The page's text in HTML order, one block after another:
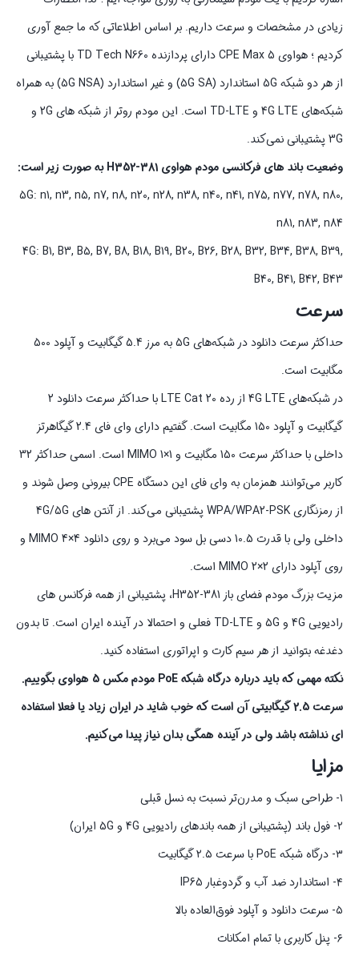
زیادی در مشخصات و سرعت داریم. بر اساس اطلاعاتی که ما جمع‌ آوری
کردیم ؛ هواوی CPE Max 5 دارای پردازنده TD Tech N660 با پشتیبانی
از هر دو شبکه 5G استاندارد (5G SA) و غیر استاندارد (5G NSA) به همراه
شبکه‌های 4G LTE و TD-LTE است. این مودم روتر از شبکه‌ های 2G و
3G پشتیبانی نمی‌کند.
وضعیت باند های فرکانسی مودم هواوی H352-381 به صورت زیر است:
5G: n1, n3, n5, n7, n8, n20, n28, n38, n40, n41, n75, n77, n78, n80,
n81, n83, n84
4G: B1, B3, B5, B7, B8, B18, B19, B20, B26, B28, B32, B34, B38, B39,
B40, B41, B42, B43
سرعت
حداکثر سرعت دانلود در شبکه‌های 5G به مرز 5.4 گیگابیت و آپلود 500
مگابیت است.
در شبکه‌های 4G LTE از رده LTE Cat 20 با حداکثر سرعت دانلود 2
گیگابیت و آپلود 150 مگابیت است. گفتیم دارای وای فای 2.4 گیگاهرتز
داخلی با حداکثر سرعت 150 مگابیت و MIMO 1×1 است. اسمی حداکثر 32
کاربر می‌توانند همزمان به وای فای این دستگاه CPE بیرونی وصل شوند و
از رمزنگاری WPA/WPA2-PSK پشتیبانی می‌کند. از آنتن‌ های 4G/5G
داخلی ولی با قدرت 10.5 دسی بل سود می‌برد و روی دانلود MIMO 4×4 و
روی آپلود دارای MIMO 2×2 است.
مزیت بزرگ مودم فضای باز H352-381، پشتیبانی از همه فرکانس‌ های
رادیویی 4G و 5G و TD-LTE فعلی و احتمالا در آینده ایران است. تا بدون
دغدغه بتوانید از هر سیم کارت و اپراتوری استفاده کنید.
نکته مهمی که باید درباره درگاه شبکه PoE مودم مکس 5 هواوی بگوییم.
سرعت 2.5 گیگابیتی آن است که خوب شاید در ایران زیاد یا فعلا استفاده‌
ای نداشته باشد ولی در آینده همگی بدان نیاز پیدا می‌کنیم.
مزایا
۱- طراحی سبک و مدرن‌تر نسبت به نسل قبلی
۲- فول باند (پشتیبانی از همه باندهای رادیویی 4G و 5G ایران)
۳- درگاه شبکه PoE با سرعت ۲.۵ گیگابیت
۴- استاندارد ضد آب و گردوغبار IP65
۵- سرعت دانلود و آپلود فوق‌العاده بالا
۶- پنل کاربری با تمام امکانات